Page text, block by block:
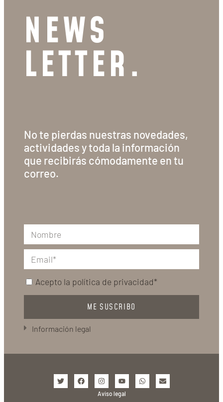
NEWS
LETTER.
No te pierdas nuestras novedades,
actividades y toda la información
que recibirás cómodamente en tu
correo.
Acepto la política de privacidad*
ME SUSCRIBO
Información legal
Aviso legal